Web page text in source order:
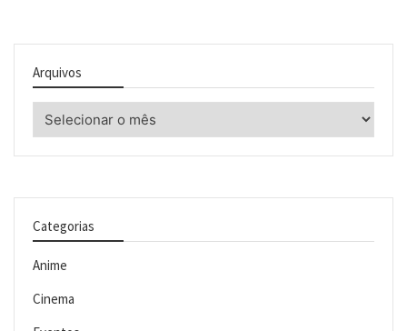
Arquivos
Categorias
Anime
Cinema